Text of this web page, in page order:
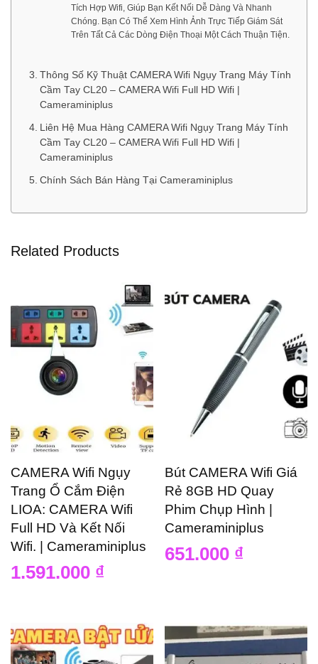
Tích Hợp Wifi, Giúp Bạn Kết Nối Dễ Dàng Và Nhanh
Chóng. Bạn Có Thể Xem Hình Ảnh Trực Tiếp Giám Sát
Trên Tất Cả Các Dòng Điện Thoại Một Cách Thuận Tiện.
Thông Số Kỹ Thuật CAMERA Wifi Ngụy Trang Máy Tính
Cầm Tay CL20 – CAMERA Wifi Full HD Wifi |
Cameraminiplus
Liên Hệ Mua Hàng CAMERA Wifi Ngụy Trang Máy Tính
Cầm Tay CL20 – CAMERA Wifi Full HD Wifi |
Cameraminiplus
Chính Sách Bán Hàng Tại Cameraminiplus
Related Products
CAMERA Wifi Ngụy
Trang Ổ Cắm Điện
LIOA: CAMERA Wifi
Full HD Và Kết Nối
Wifi. | Cameraminiplus
1.591.000 ₫
Bút CAMERA Wifi Giá
Rẻ 8GB HD Quay
Phim Chụp Hình |
Cameraminiplus
651.000 ₫